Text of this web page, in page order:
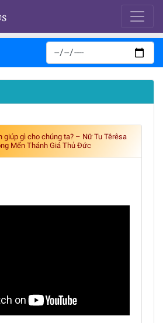
giúp gì cho chúng ta? – Nữ Tu Têrêsa
Mến Thánh Giá Thủ Đức